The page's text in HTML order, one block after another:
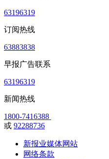
63196319
订阅热线
63883838
早报广告联系
63196319
新闻热线
1800-7416388
或 92288736
新报业媒体网站
网络条款